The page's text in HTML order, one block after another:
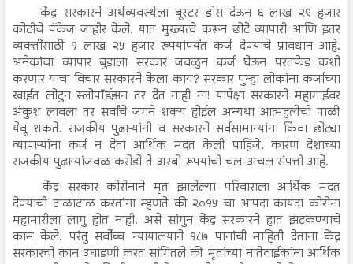
केंद्र सरकारने अर्थव्यवस्थेला बूस्टर डोस देऊन ६ लाख २९ हजार
कोटींचे पॅकेज जाहीर केले. यात मुख्यत्वे करून छोटे व्यापारी आणि इतर
व्यक्तींसाठी १ लाख २५ हजार रुपयांपर्यंत कर्ज देण्याचे प्रावधान आहे.
अनेकांचा व्यापार बुडाला सरकार जवळुन कर्ज घेऊन परतफेड कशी
करणार याचा विचार सरकारने केला काय? सरकार पुन्हा लोकांना कर्जाच्या
खाईत लोटुन स्लोपॉईझन तर देत नाही ना! यापेक्षा सरकारने महागाईवर
अंकुश लावला तर सर्वांचे जगने शक्य होईल अन्यथा आत्महत्येची पाळी
येवू शकते. राजकीय पुढाऱ्यांनी व सरकारने सर्वसामान्यांना किंवा छोट्या
व्यापाऱ्यांना कर्ज न देता आर्थिक मदत केली पाहिजे. कारण देशाच्या
राजकीय पुढाऱ्यांजवळ करोडो ते अरबो रूपयांची चल-अचल संपत्ती आहे.
केंद्र सरकार कोरोनाने मृत झालेल्या परिवाराला आर्थिक मदत
देण्याची टाळाटाळ करतांना म्हणते की २०१५ चा आपदा कायदा कोरोना
महामारीला लागु होत नाही. असे सांगुन केंद्र सरकारने हात झटकण्याचे
काम केले. परंतु सर्वोच्च न्यायालयाने १८७ पानांची माहिती देताना केंद्र
सरकारची कान उघाडणी करत सांगितले की मृतांच्या नातेवाईकांना आर्थिक